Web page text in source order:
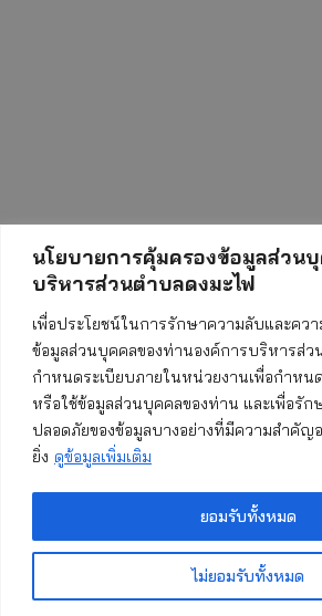
นโยบายการคุ้มครองข้อมูลส่วน
บริหารส่วนตำบลดงมะไฟ
เพื่อประโยชน์ในการรักษาความลับและคว
ข้อมูลส่วนบุคคลของท่านองค์การบริหารส่ว
กำหนดระเบียบภายในหน่วยงานเพื่อกำหน
หรือใช้ข้อมูลส่วนบุคคลของท่าน และเพื่อรั
ปลอดภัยของข้อมูลบางอย่างที่มีความสำคัญ
ยิ่ง ดูข้อมูลเพิ่มเติม
ไม่ยอมรับทั้งหมด
ยอมรับทั้งหมด
สถิติการเข้าชมเว็บไซต์
ทั้งหมด:
วันนี้:
เมื่อวาน:
เริ่มนับ: